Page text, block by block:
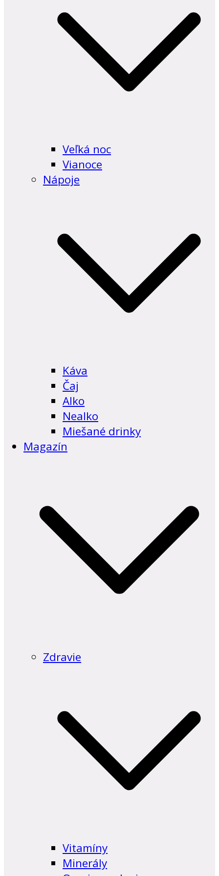
Veľká noc
Vianoce
Nápoje
Káva
Čaj
Alko
Nealko
Miešané drinky
Magazín
Zdravie
Vitamíny
Minerály